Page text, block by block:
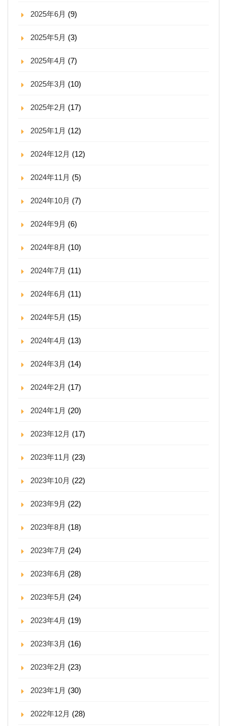
2025年6月 (9)
2025年5月 (3)
2025年4月 (7)
2025年3月 (10)
2025年2月 (17)
2025年1月 (12)
2024年12月 (12)
2024年11月 (5)
2024年10月 (7)
2024年9月 (6)
2024年8月 (10)
2024年7月 (11)
2024年6月 (11)
2024年5月 (15)
2024年4月 (13)
2024年3月 (14)
2024年2月 (17)
2024年1月 (20)
2023年12月 (17)
2023年11月 (23)
2023年10月 (22)
2023年9月 (22)
2023年8月 (18)
2023年7月 (24)
2023年6月 (28)
2023年5月 (24)
2023年4月 (19)
2023年3月 (16)
2023年2月 (23)
2023年1月 (30)
2022年12月 (28)